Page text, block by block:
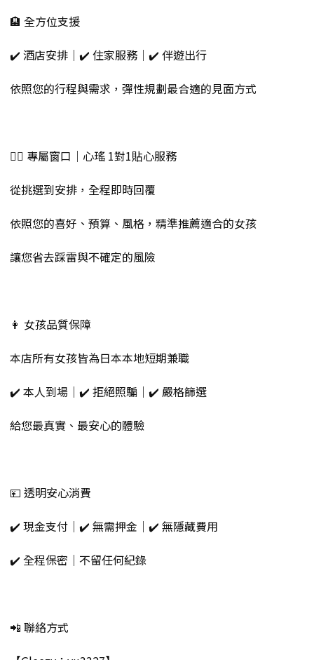
🏨 全方位支援
✔️ 酒店安排｜✔️ 住家服務｜✔️ 伴遊出行
依照您的行程與需求，彈性規劃最合適的見面方式
💁‍♀️ 專屬窗口｜心瑤 1對1貼心服務
從挑選到安排，全程即時回覆
依照您的喜好、預算、風格，精準推薦適合的女孩
讓您省去踩雷與不確定的風險
👩 女孩品質保障
本店所有女孩皆為日本本地短期兼職
✔️ 本人到場｜✔️ 拒絕照騙｜✔️ 嚴格篩選
給您最真實、最安心的體驗
💴 透明安心消費
✔️ 現金支付｜✔️ 無需押金｜✔️ 無隱藏費用
✔️ 全程保密｜不留任何紀錄
📲 聯絡方式